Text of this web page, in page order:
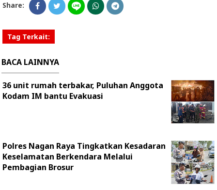
Share:
Tag Terkait:
BACA LAINNYA
36 unit rumah terbakar, Puluhan Anggota
Kodam IM bantu Evakuasi
Polres Nagan Raya Tingkatkan Kesadaran
Keselamatan Berkendara Melalui
Pembagian Brosur